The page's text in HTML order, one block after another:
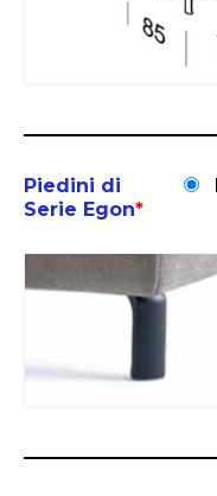
Piedini di
Serie Egon*